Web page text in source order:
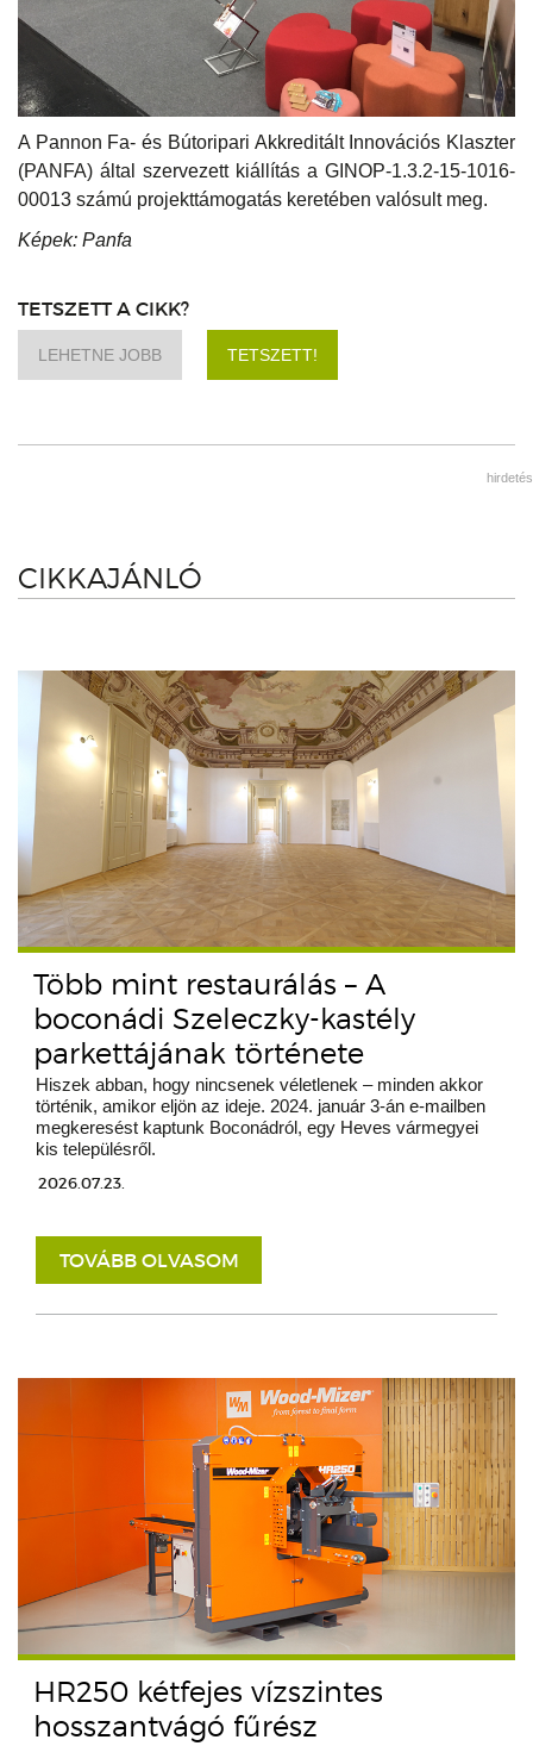
A Pannon Fa- és Bútoripari Akkreditált Innovációs Klaszter
(PANFA) által szervezett kiállítás a GINOP-1.3.2-15-1016-
00013 számú projekttámogatás keretében valósult meg.
Képek: Panfa
TETSZETT A CIKK?
LEHETNE JOBB TETSZETT!
hirdetés
CIKKAJÁNLÓ
Több mint restaurálás – A
boconádi Szeleczky-kastély
parkettájának története
Hiszek abban, hogy nincsenek véletlenek – minden akkor
történik, amikor eljön az ideje. 2024. január 3-án e-mailben
megkeresést kaptunk Boconádról, egy Heves vármegyei
kis településről.
2026.07.23.
TOVÁBB OLVASOM
HR250 kétfejes vízszintes
hosszantvágó fűrész